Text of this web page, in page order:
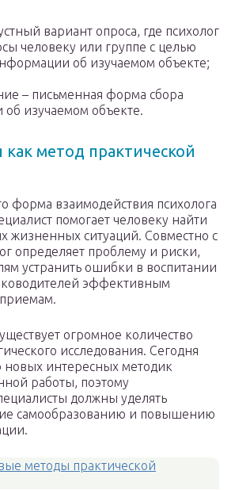
вариант опроса, где психолог
человеку или группе с целью
об изучаемом объекте;
– письменная форма сбора
изучаемом объекте.
как метод практической
форма взаимодействия психолога
помогает человеку найти
жизненных ситуаций. Совместно с
определяет проблему и риски,
устранить ошибки в воспитании
эффективным
огромное количество
исследования. Сегодня
новых интересных методик
работы, поэтому
должны уделять
самообразованию и повышению